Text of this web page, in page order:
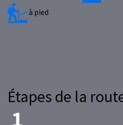
à pied
Étapes de la